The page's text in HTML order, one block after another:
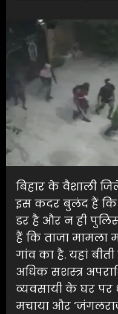
बिहार के वैशाली
इस कदर बुलंद हैं कि
डर है और न ही
हैं कि ताजा मामला
गांव का है. यहां
अधिक सशस्त्र
व्यवसायी के घर पर
मचाया और